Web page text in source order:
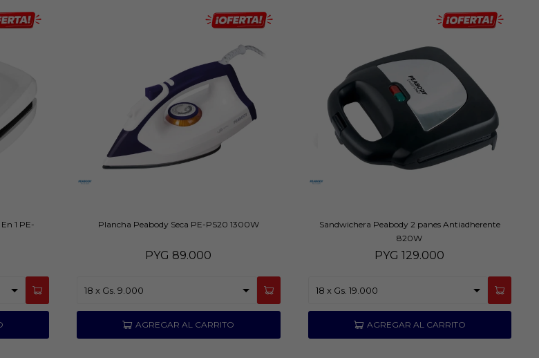
1 PE-
Plancha Peabody Seca PE-PS20 1300W
PYG 89.000
Sandwichera Peabody 2 panes Antiadherente
820W
PYG 129.000